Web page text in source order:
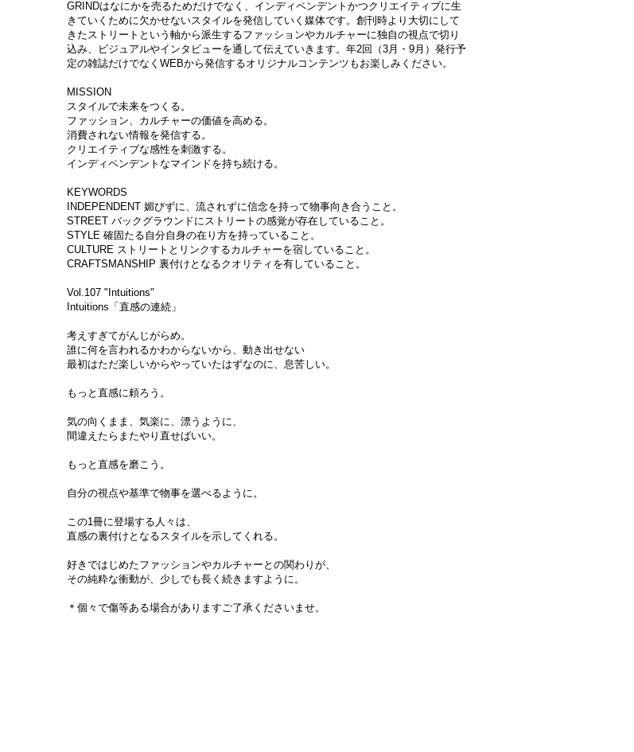
GRINDはなにかを売るためだけでなく、インディペンデントかつクリエイティブに生
きていくために欠かせないスタイルを発信していく媒体です。創刊時より大切にして
きたストリートという軸から派生するファッションやカルチャーに独自の視点で切り
込み、ビジュアルやインタビューを通して伝えていきます。年2回（3月・9月）発行予
定の雑誌だけでなくWEBから発信するオリジナルコンテンツもお楽しみください。
MISSION
スタイルで未来をつくる。
ファッション、カルチャーの価値を高める。
消費されない情報を発信する。
クリエイティブな感性を刺激する。
インディペンデントなマインドを持ち続ける。
KEYWORDS
INDEPENDENT 媚びずに、流されずに信念を持って物事向き合うこと。
STREET バックグラウンドにストリートの感覚が存在していること。
STYLE 確固たる自分自身の在り方を持っていること。
CULTURE ストリートとリンクするカルチャーを宿していること。
CRAFTSMANSHIP 裏付けとなるクオリティを有していること。
Vol.107 "Intuitions"
Intuitions「直感の連続」
考えすぎてがんじがらめ。
誰に何を言われるかわからないから、動き出せない
最初はただ楽しいからやっていたはずなのに、息苦しい。
もっと直感に頼ろう。
気の向くまま、気楽に、漂うように、
間違えたらまたやり直せばいい。
もっと直感を磨こう。
自分の視点や基準で物事を選べるように。
この1冊に登場する人々は、
直感の裏付けとなるスタイルを示してくれる。
好きではじめたファッションやカルチャーとの関わりが、
その純粋な衝動が、少しでも長く続きますように。
＊個々で傷等ある場合がありますご了承くださいませ。